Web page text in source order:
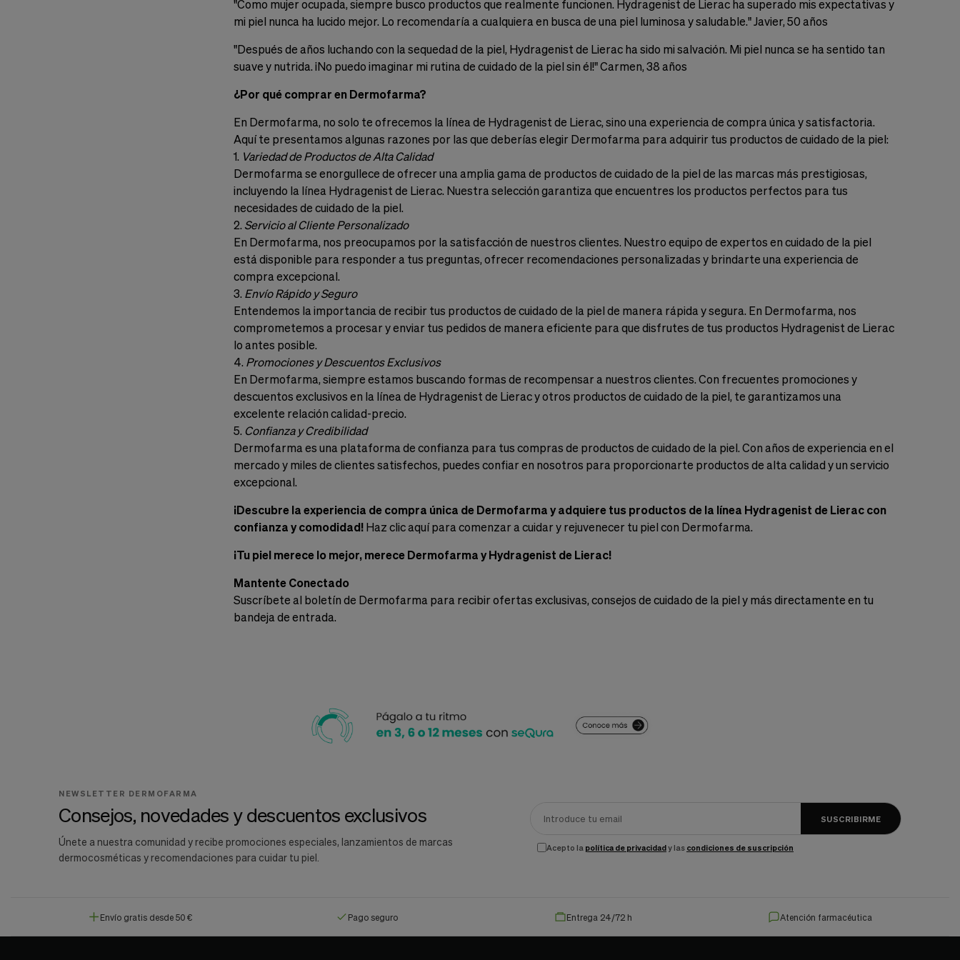
"Como mujer ocupada, siempre busco productos que realmente funcionen. Hydragenist de Lierac ha superado mis expectativas y
mi piel nunca ha lucido mejor. Lo recomendaría a cualquiera en busca de una piel luminosa y saludable." Javier, 50 años
"Después de años luchando con la sequedad de la piel, Hydragenist de Lierac ha sido mi salvación. Mi piel nunca se ha sentido tan
suave y nutrida. ¡No puedo imaginar mi rutina de cuidado de la piel sin él!" Carmen, 38 años
¿Por qué comprar en Dermofarma?
En Dermofarma, no solo te ofrecemos la línea de Hydragenist de Lierac, sino una experiencia de compra única y satisfactoria.
Aquí te presentamos algunas razones por las que deberías elegir Dermofarma para adquirir tus productos de cuidado de la piel:
1. Variedad de Productos de Alta Calidad
Dermofarma se enorgullece de ofrecer una amplia gama de productos de cuidado de la piel de las marcas más prestigiosas,
incluyendo la línea Hydragenist de Lierac. Nuestra selección garantiza que encuentres los productos perfectos para tus
necesidades de cuidado de la piel.
2. Servicio al Cliente Personalizado
En Dermofarma, nos preocupamos por la satisfacción de nuestros clientes. Nuestro equipo de expertos en cuidado de la piel
está disponible para responder a tus preguntas, ofrecer recomendaciones personalizadas y brindarte una experiencia de
compra excepcional.
3. Envío Rápido y Seguro
Entendemos la importancia de recibir tus productos de cuidado de la piel de manera rápida y segura. En Dermofarma, nos
comprometemos a procesar y enviar tus pedidos de manera eficiente para que disfrutes de tus productos Hydragenist de Lierac
lo antes posible.
4. Promociones y Descuentos Exclusivos
En Dermofarma, siempre estamos buscando formas de recompensar a nuestros clientes. Con frecuentes promociones y
descuentos exclusivos en la línea de Hydragenist de Lierac y otros productos de cuidado de la piel, te garantizamos una
excelente relación calidad-precio.
5. Confianza y Credibilidad
Dermofarma es una plataforma de confianza para tus compras de productos de cuidado de la piel. Con años de experiencia en el
mercado y miles de clientes satisfechos, puedes confiar en nosotros para proporcionarte productos de alta calidad y un servicio
excepcional.
¡Descubre la experiencia de compra única de Dermofarma y adquiere tus productos de la línea Hydragenist de Lierac con
confianza y comodidad! Haz clic aquí para comenzar a cuidar y rejuvenecer tu piel con Dermofarma.
¡Tu piel merece lo mejor, merece Dermofarma y Hydragenist de Lierac!
Mantente Conectado
Suscríbete al boletín de Dermofarma para recibir ofertas exclusivas, consejos de cuidado de la piel y más directamente en tu
bandeja de entrada.
NEWSLETTER DERMOFARMA
Consejos, novedades y descuentos exclusivos
Únete a nuestra comunidad y recibe promociones especiales, lanzamientos de marcas
dermocosméticas y recomendaciones para cuidar tu piel.
SUSCRIBIRME
Acepto la política de privacidady las condiciones de suscripción
Envío gratis desde 50 € Pago seguro Entrega 24/72 h Atención farmacéutica